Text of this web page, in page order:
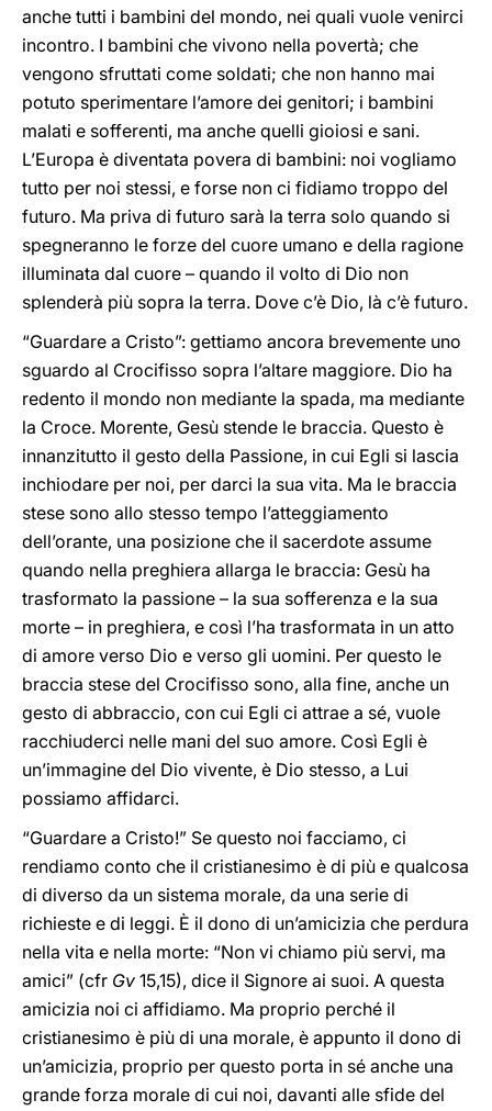
anche tutti i bambini del mondo, nei quali vuole venirci
incontro. I bambini che vivono nella povertà; che
vengono sfruttati come soldati; che non hanno mai
potuto sperimentare l’amore dei genitori; i bambini
malati e sofferenti, ma anche quelli gioiosi e sani.
L’Europa è diventata povera di bambini: noi vogliamo
tutto per noi stessi, e forse non ci fidiamo troppo del
futuro. Ma priva di futuro sarà la terra solo quando si
spegneranno le forze del cuore umano e della ragione
illuminata dal cuore – quando il volto di Dio non
splenderà più sopra la terra. Dove c’è Dio, là c’è futuro.
“Guardare a Cristo”: gettiamo ancora brevemente uno
sguardo al Crocifisso sopra l’altare maggiore. Dio ha
redento il mondo non mediante la spada, ma mediante
la Croce. Morente, Gesù stende le braccia. Questo è
innanzitutto il gesto della Passione, in cui Egli si lascia
inchiodare per noi, per darci la sua vita. Ma le braccia
stese sono allo stesso tempo l’atteggiamento
dell’orante, una posizione che il sacerdote assume
quando nella preghiera allarga le braccia: Gesù ha
trasformato la passione – la sua sofferenza e la sua
morte – in preghiera, e così l’ha trasformata in un atto
di amore verso Dio e verso gli uomini. Per questo le
braccia stese del Crocifisso sono, alla fine, anche un
gesto di abbraccio, con cui Egli ci attrae a sé, vuole
racchiuderci nelle mani del suo amore. Così Egli è
un’immagine del Dio vivente, è Dio stesso, a Lui
possiamo affidarci.
“Guardare a Cristo!” Se questo noi facciamo, ci
rendiamo conto che il cristianesimo è di più e qualcosa
di diverso da un sistema morale, da una serie di
richieste e di leggi. È il dono di un’amicizia che perdura
nella vita e nella morte: “Non vi chiamo più servi, ma
amici” (cfr Gv 15,15), dice il Signore ai suoi. A questa
amicizia noi ci affidiamo. Ma proprio perché il
cristianesimo è più di una morale, è appunto il dono di
un’amicizia, proprio per questo porta in sé anche una
grande forza morale di cui noi, davanti alle sfide del